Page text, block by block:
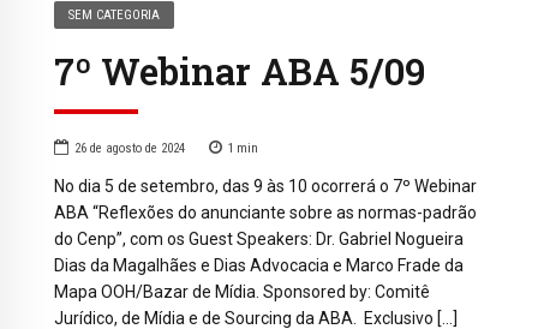
SEM CATEGORIA
7º Webinar ABA 5/09
26 de agosto de 2024 1 min
No dia 5 de setembro, das 9 às 10 ocorrerá o 7º Webinar
ABA “Reflexões do anunciante sobre as normas-padrão
do Cenp”, com os Guest Speakers: Dr. Gabriel Nogueira
Dias da Magalhães e Dias Advocacia e Marco Frade da
Mapa OOH/Bazar de Mídia. Sponsored by: Comitê
Jurídico, de Mídia e de Sourcing da ABA. Exclusivo […]